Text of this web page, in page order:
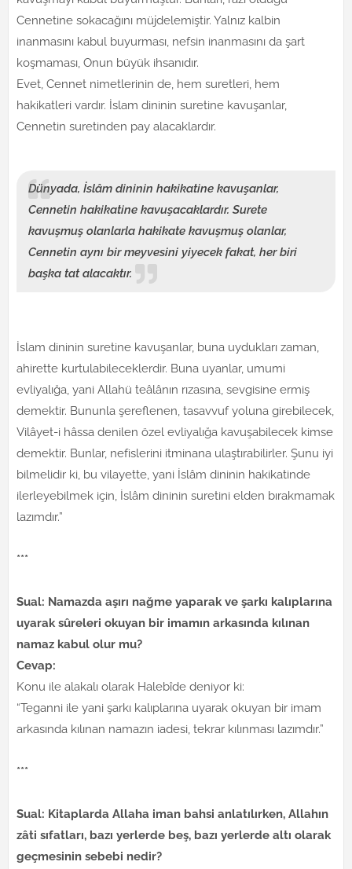
Cennetine sokacağını müjdelemiştir. Yalnız kalbin
inanmasını kabul buyurması, nefsin inanmasını da şart
koşmaması, Onun büyük ihsanıdır.
Evet, Cennet nimetlerinin de, hem suretleri, hem
hakikatleri vardır. İslam dininin suretine kavuşanlar,
Cennetin suretinden pay alacaklardır.
Dünyada, İslâm dininin hakikatine kavuşanlar,
Cennetin hakikatine kavuşacaklardır. Surete
kavuşmuş olanlarla hakikate kavuşmuş olanlar,
Cennetin aynı bir meyvesini yiyecek fakat, her biri
başka tat alacaktır.
İslam dininin suretine kavuşanlar, buna uydukları zaman,
ahirette kurtulabileceklerdir. Buna uyanlar, umumi
evliyalığa, yani Allahü teâlânın rızasına, sevgisine ermiş
demektir. Bununla şereflenen, tasavvuf yoluna girebilecek,
Vilâyet-i hâssa denilen özel evliyalığa kavuşabilecek kimse
demektir. Bunlar, nefislerini itminana ulaştırabilirler. Şunu iyi
bilmelidir ki, bu vilayette, yani İslâm dininin hakikatinde
ilerleyebilmek için, İslâm dininin suretini elden bırakmamak
lazımdır.”
***
Sual: Namazda aşırı nağme yaparak ve şarkı kalıplarına
uyarak sûreleri okuyan bir imamın arkasında kılınan
namaz kabul olur mu?
Cevap:
Konu ile alakalı olarak Halebîde deniyor ki:
“Teganni ile yani şarkı kalıplarına uyarak okuyan bir imam
arkasında kılınan namazın iadesi, tekrar kılınması lazımdır.”
***
Sual: Kitaplarda Allaha iman bahsi anlatılırken, Allahın
zâti sıfatları, bazı yerlerde beş, bazı yerlerde altı olarak
geçmesinin sebebi nedir?